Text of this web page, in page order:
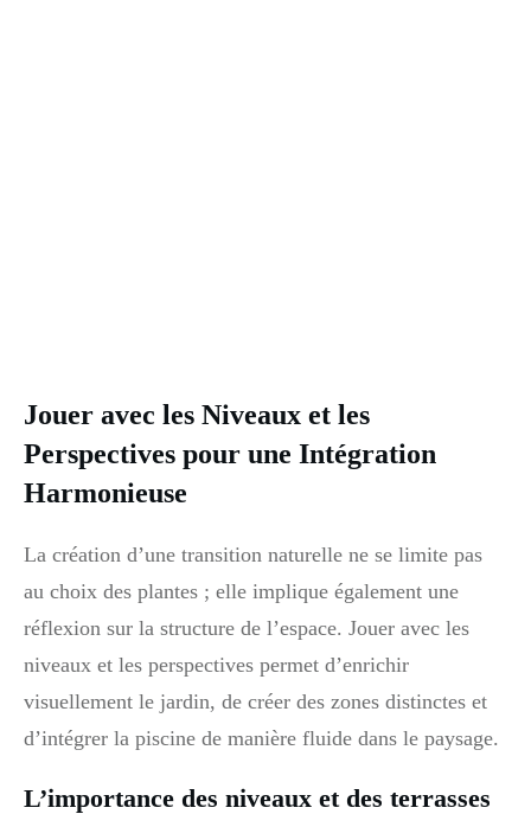
Jouer avec les Niveaux et les
Perspectives pour une Intégration
Harmonieuse
La création d’une transition naturelle ne se limite pas
au choix des plantes ; elle implique également une
réflexion sur la structure de l’espace. Jouer avec les
niveaux et les perspectives permet d’enrichir
visuellement le jardin, de créer des zones distinctes et
d’intégrer la piscine de manière fluide dans le paysage.
L’importance des niveaux et des terrasses